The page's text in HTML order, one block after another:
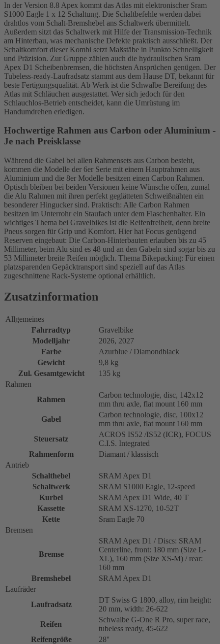
In der Version 8.8 Apex kommt das Atlas mit elektronischer Sram
S1000 Eagle 1 x 12 Schaltung. Die Schaltbefehle werden dabei
drahtlos vom Schalt-Bremshebel ans Schaltwerk übermittelt.
Außerdem sitzt das Schaltwerk mit Hilfe der Transmission-Technik
am Hinterbau, was mechanische Defekte praktisch ausschließt. Der
Schaltkomfort dieser Kombi setzt Maßstäbe in Punkto Schnelligkeit
und Präzision. Zur Gruppe zählen auch die hydraulischen Sram
Apex D1 Scheibenbremsen, die höchsten Ansprüchen genügen. Der
Tubeless-ready-Laufradsatz stammt aus dem Hause DT, bekannt für
beste Fertigungsqualität. Ab Werk ist die Schwalbe Bereifung des
Atlas mit Schläuchen ausgestattet. Wer sich jedoch für den
Schlauchlos-Betrieb entscheidet, kann die Umrüstung im
Handumdrehen erledigen.
Hochwertige Rahmen aus Carbon oder Aluminium -
Je nach Preisklasse
Während die Gabel bei allen Rahmensets aus Carbon besteht,
kommen die Modelle der 6er Serie mit einem Hauptrahmen aus
Aluminium und die 8er Modelle besitzen einen Carbon Rahmen.
Optisch bleiben bei beiden Versionen keine Wünsche offen, zumal
die Alu Rahmen mit ihren perfekt geglätteten Schweißnähten ein
besonderer Hingucker sind. Praktisch: Alle Carbon Rahmen
besitzen im Unterrohr ein Staufach unter dem Flaschenhalter. Ein
wichtiges Thema bei Gravelbikes ist die Reifenfreiheit, denn breite
Pneus sorgen für Grip und Komfort. Hier hat Focus genügend
Reserven eingebaut: Die Carbon-Hinterbauten erlauben bis zu 45
Millimeter, beim Alu sind es 48 und an den Gabeln sind sogar bis zu
53 Millimeter breite Reifen möglich. Thema Bikepacking: Für einen
platzsparenden Gepäcktransport sind speziell auf das Atlas
zugeschnittene Rack-Systeme optional erhältlich.
Zusatzinformation
Allgemeines
Fahrradtyp
Gravelbike
Modelljahr
2026, 2027
Farbe
Azurblue / Diamondblack
Gewicht
9,8 kg
Zul. Gesamtgewicht
135 kg
Rahmen
Rahmen
Carbon technologie, disc, 142x12
mm thru axle, flat mount 160 mm
Gabel
Carbon technologie, disc, 100x12
mm thru axle, flat mount 160 mm
Steuersatz
ACROS IS52 /IS52 (ICR), FOCUS
C.I.S. Integrated
Rahmenform
Diamant / klassisch
Antrieb
Schalthebel
SRAM Apex D1
Schaltwerk
SRAM S1000 Eagle, 12-speed
Kurbel
SRAM Apex D1 Wide, 40 T
Kassette
SRAM XS-1270, 10-52T
Kette
Sram Eagle 70
Bremsen
Bremse
SRAM Apex D1 / Discs: SRAM
Centerline, front: 180 mm (Size L-
XL), 160 mm (Size XS-M) / rear:
160 mm
Bremshebel
SRAM Apex D1
Laufräder
Laufradsatz
DT Swiss G 1800, alloy, rim height:
20 mm, width: 26-622
Reifen
Schwalbe G-One R Pro, super race,
tubeless ready, 45-622
Reifengröße
28''